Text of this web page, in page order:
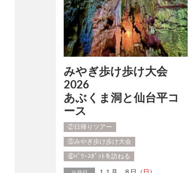
みやぎ歩け歩け大会
2026
あぶくま洞と仙台平コ
ース
②日帰りツアー
⑤みやぎ歩け歩け大会
⑥ﾊﾟﾜｰｽﾎﾟｯﾄを訪ねる